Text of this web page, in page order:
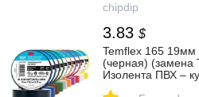
chipdip
3.83 $
Temflex 165
(черная) (замена
Изолента ПВХ –